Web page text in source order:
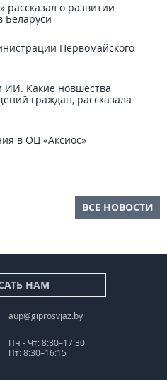
рассказал о развитии
Беларуси
Первомайского
ИИ. Какие новшества
граждан, рассказала
в ОЦ «Аксиос»
ВСЕ НОВОСТИ
НАМ
aup@giprosvjaz.by
Пн - Чт: 8:30–17:30
Пт: 8:30–16:15